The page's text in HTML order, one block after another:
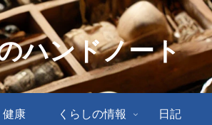
ハンドノート
健康 くらしの情報 日記